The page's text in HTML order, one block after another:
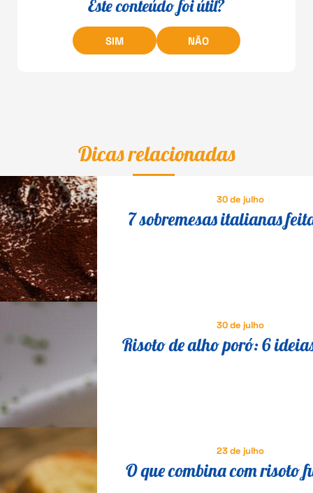
Este conteúdo foi útil?
SIM NÃO
Dicas relacionadas
30 de julho
7 sobremesas italianas
30 de julho
Risoto de alho poró: 6
23 de julho
O que combina com risoto